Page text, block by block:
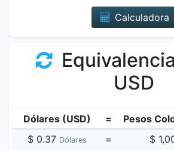
Calculadora
USD
Dólares (USD) =
Pesos
$ 0.37 Dólares = $